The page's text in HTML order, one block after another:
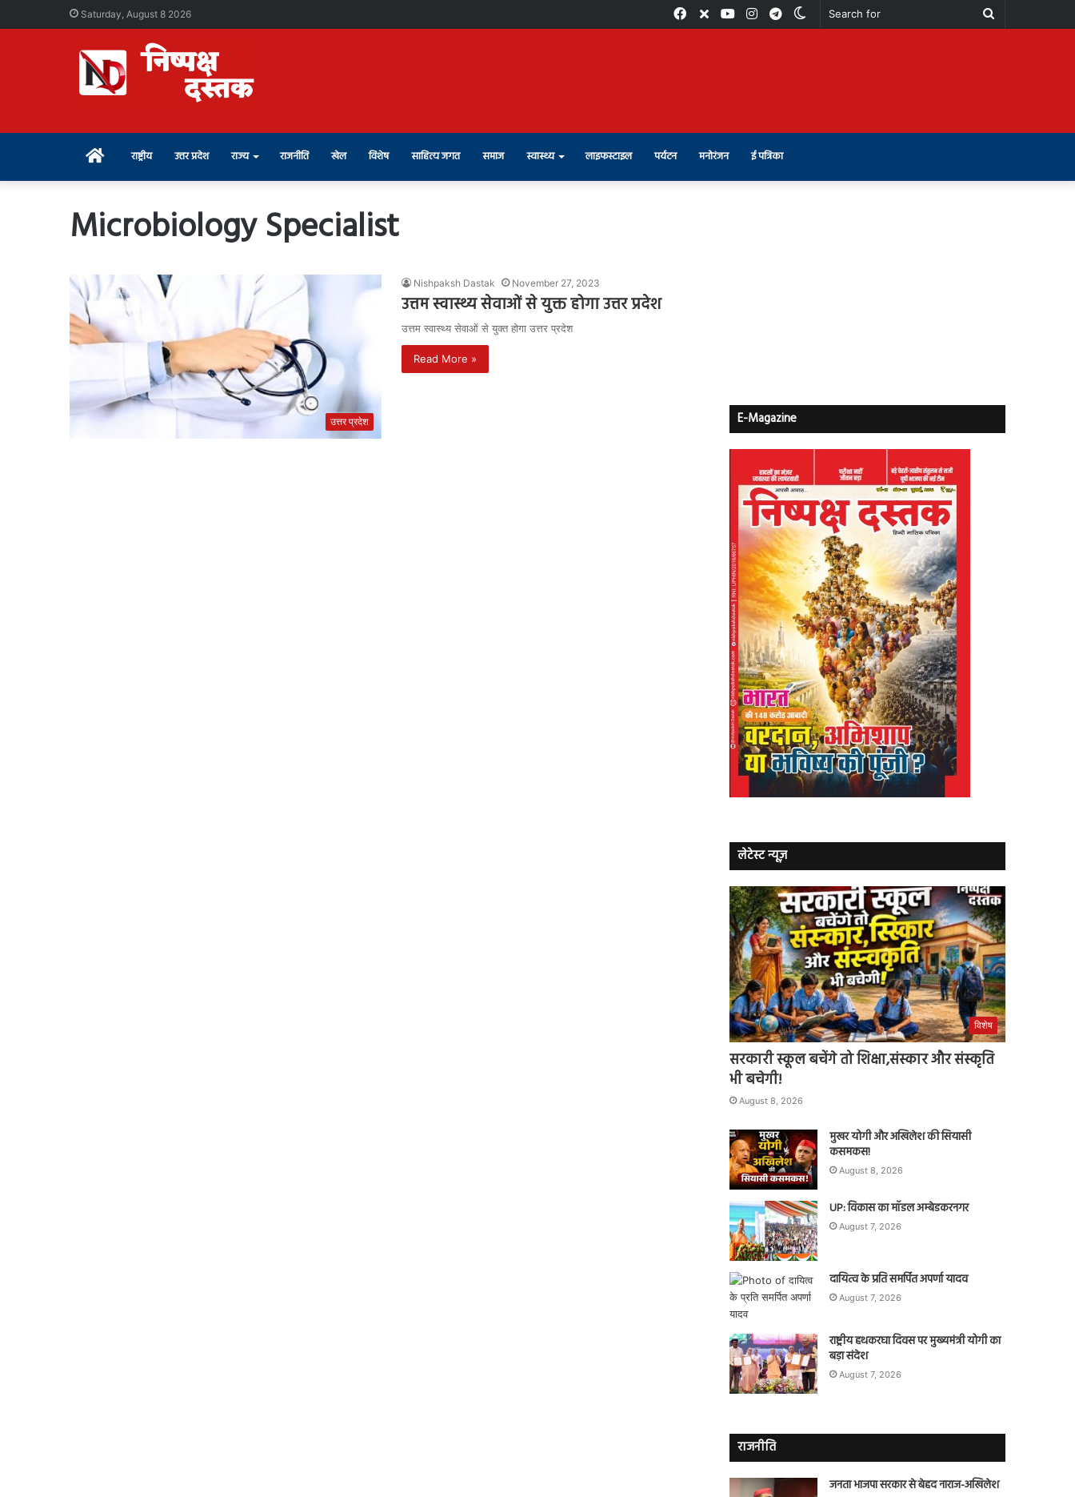
Saturday, August 8 2026
Search
Switch
Telegram
Instagram
Youtube
X
Facebook
Home राष्ट्रीय उत्तर प्रदेश राज्य राजनीति खेल विशेष साहित्य जगत समाज स्वास्थ्य लाइफस्टाइल पर्यटन मनोरंजन ई पत्रिका
Microbiology Specialist
उत्तर प्रदेश
Nishpaksh Dastak November 27, 2023
उत्तम स्वास्थ्य सेवाओं से युक्त होगा उत्तर प्रदेश
उत्तम स्वास्थ्य सेवाओं से युक्त होगा उत्तर प्रदेश
Read More »
E-Magazine
लेटेस्ट न्यूज़
विशेष
सरकारी स्कूल बचेंगे तो शिक्षा,संस्कार और संस्कृति
भी बचेगी!
August 8, 2026
मुखर योगी और अखिलेश की सियासी
कसमकस!
August 8, 2026
UP: विकास का मॉडल अम्बेडकरनगर
August 7, 2026
दायित्व के प्रति समर्पित अपर्णा यादव
August 7, 2026
राष्ट्रीय हथकरघा दिवस पर मुख्यमंत्री योगी का
बड़ा संदेश
August 7, 2026
राजनीति
जनता भाजपा सरकार से बेहद नाराज-अखिलेश